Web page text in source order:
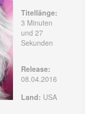
Titellänge:
3 Minuten
und 27
Sekunden
Release:
08.04.2016
Land: USA